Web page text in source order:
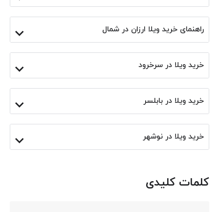
راهنمای خرید ویلا ارزان در شمال
خرید ویلا در سرخرود
خرید ویلا در بابلسر
خرید ویلا در نوشهر
کلمات کلیدی